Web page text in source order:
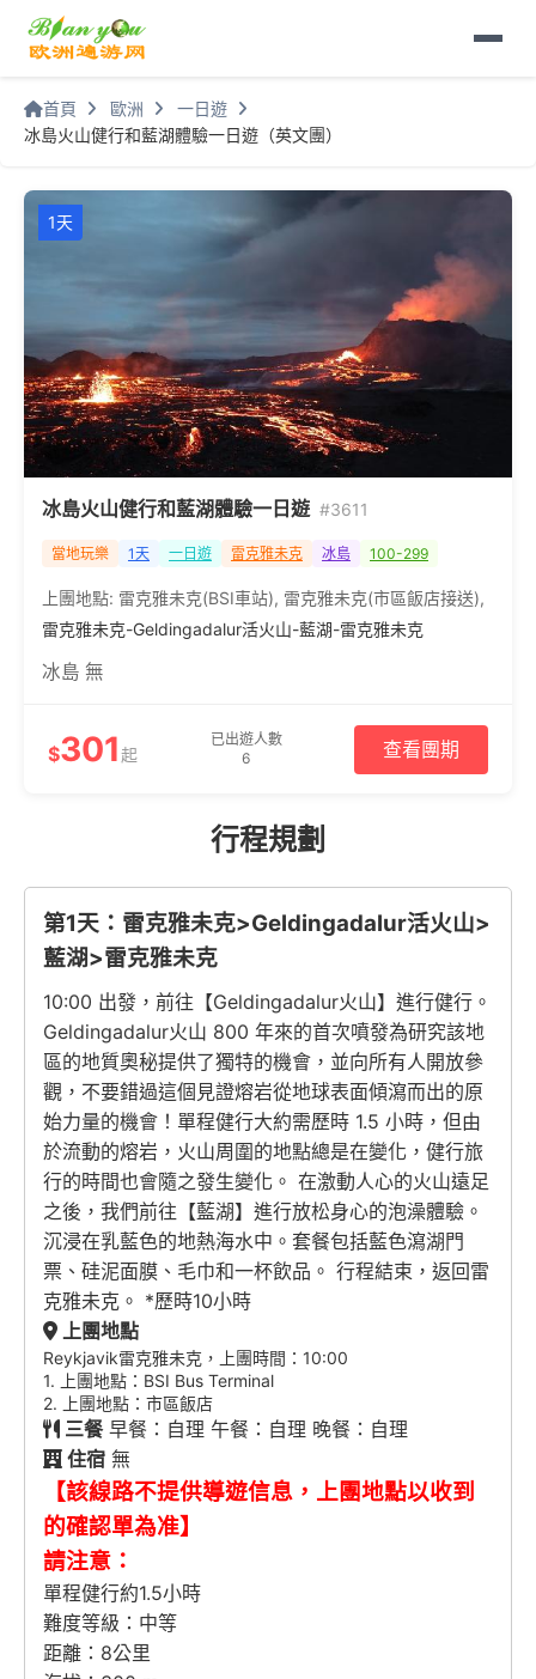
首頁 歐洲
一日遊
冰島火山健行和藍湖體驗一日遊（英文團）
1天
冰島火山健行和藍湖體驗一日遊 #3611
當地玩樂 1天 一日遊 雷克雅未克 冰島 100-299
上團地點: 雷克雅未克(BSI車站), 雷克雅未克(市區飯店接送),
雷克雅未克-Geldingadalur活火山-藍湖-雷克雅未克
冰島 無
$301起
已出遊人數
6
查看團期
行程規劃
第1天：雷克雅未克>Geldingadalur活火山>
藍湖>雷克雅未克
10:00 出發，前往【Geldingadalur火山】進行健行。
Geldingadalur火山 800 年來的首次噴發為研究該地
區的地質奧秘提供了獨特的機會，並向所有人開放參
觀，不要錯過這個見證熔岩從地球表面傾瀉而出的原
始力量的機會！單程健行大約需歷時 1.5 小時，但由
於流動的熔岩，火山周圍的地點總是在變化，健行旅
行的時間也會隨之發生變化。 在激動人心的火山遠足
之後，我們前往【藍湖】進行放松身心的泡澡體驗。
沉浸在乳藍色的地熱海水中。套餐包括藍色瀉湖門
票、硅泥面膜、毛巾和一杯飲品。 行程結束，返回雷
克雅未克。 *歷時10小時
上團地點
Reykjavik雷克雅未克，上團時間：10:00
1. 上團地點：BSI Bus Terminal
2. 上團地點：市區飯店
三餐早餐：自理 午餐：自理 晚餐：自理
住宿 無
【該線路不提供導遊信息，上團地點以收到
的確認單為准】
請注意：
單程健行約1.5小時
難度等級：中等
距離：8公里